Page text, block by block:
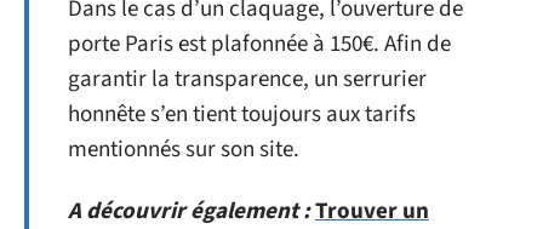
Dans le cas d’un claquage, l’ouverture de
porte Paris est plafonnée à 150€. Afin de
garantir la transparence, un serrurier
honnête s’en tient toujours aux tarifs
mentionnés sur son site.
A découvrir également :Trouver un